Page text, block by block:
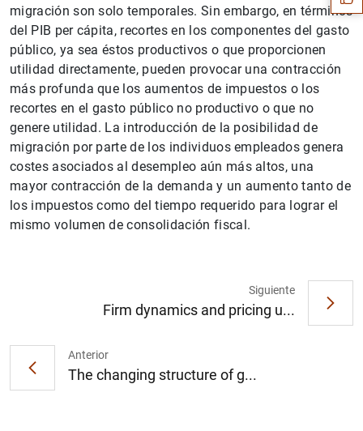
migración son solo temporales. Sin embargo, en términos
del PIB per cápita, recortes en los componentes del gasto
público, ya sea éstos productivos o que proporcionen
utilidad directamente, pueden provocar una contracción
más profunda que los aumentos de impuestos o los
recortes en el gasto público no productivo o que no
genere utilidad. La introducción de la posibilidad de
migración por parte de los individuos empleados genera
costes asociados al desempleo aún más altos, una
mayor contracción de la demanda y un aumento tanto de
los impuestos como del tiempo requerido para lograr el
mismo volumen de consolidación fiscal.
Anterior
The changing structure of g...
Siguiente
Firm dynamics and pricing u...
1